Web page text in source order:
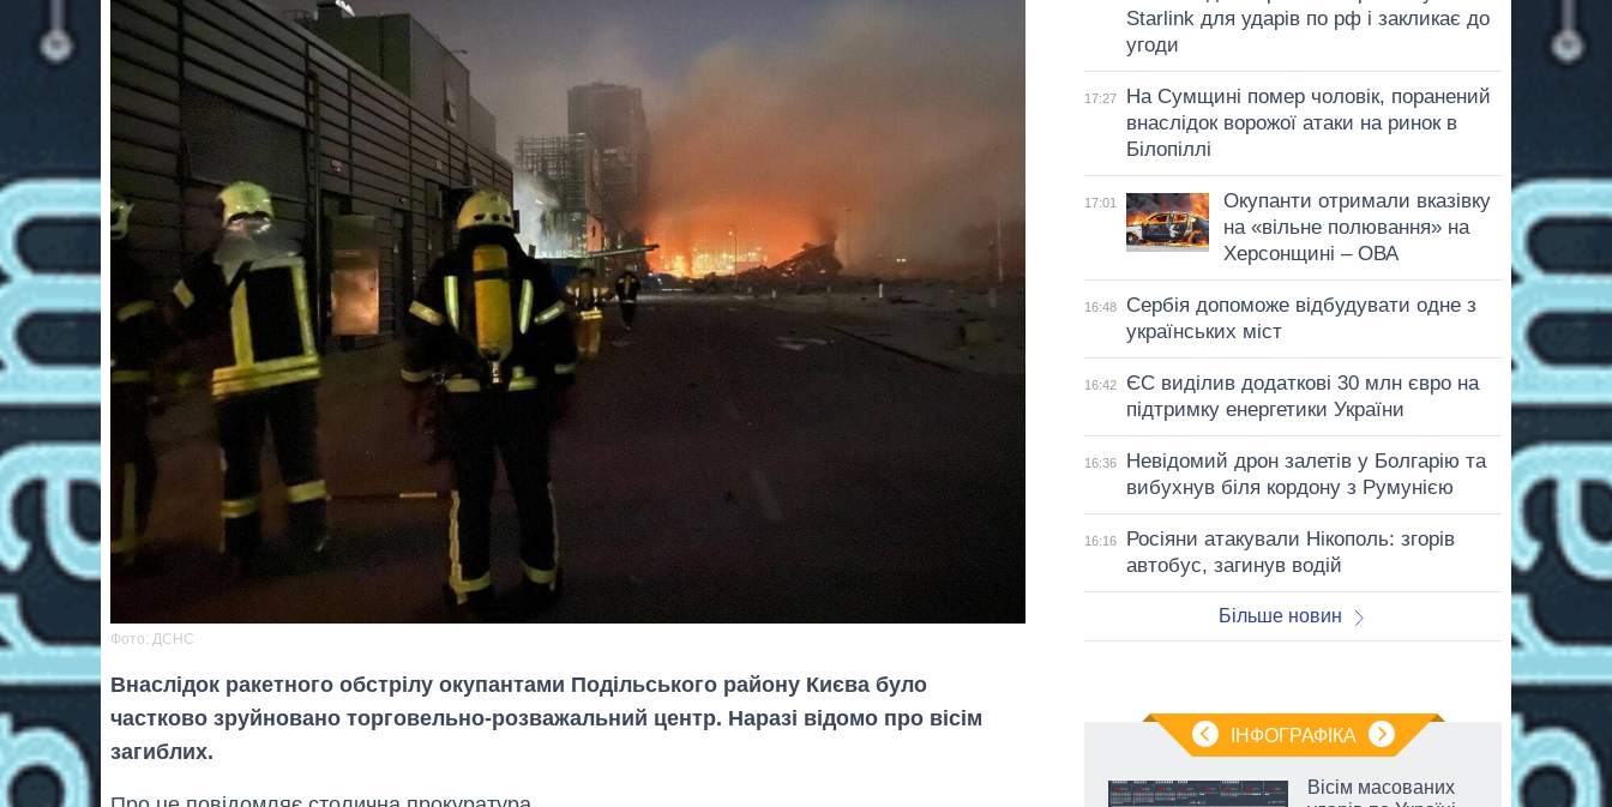
Фото: ДСНС
Внаслідок ракетного обстрілу окупантами Подільського району Києва було
частково зруйновано торговельно-розважальний центр. Наразі відомо про вісім
загиблих.
Starlink для ударів по рф і закликає до
угоди
17:27
На Сумщині помер чоловік, поранений
внаслідок ворожої атаки на ринок в
Білопіллі
17:01
Окупанти отримали вказівку
на «вільне полювання» на
Херсонщині – ОВА
16:48
Сербія допоможе відбудувати одне з
українських міст
16:42
ЄС виділив додаткові 30 млн євро на
підтримку енергетики України
16:36
Невідомий дрон залетів у Болгарію та
вибухнув біля кордону з Румунією
16:16
Росіяни атакували Нікополь: згорів
автобус, загинув водій
Більше новин
ІНФОГРАФІКА
Вісім масованих